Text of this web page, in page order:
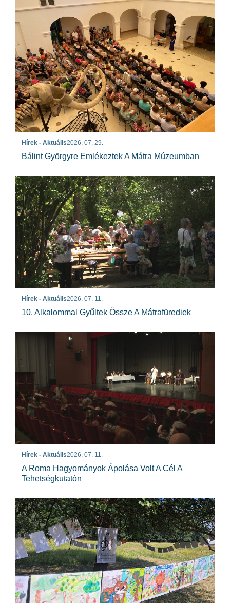
Hírek - Aktuális2026. 07. 29.
Bálint Györgyre Emlékeztek A Mátra Múzeumban
Hírek - Aktuális2026. 07. 11.
10. Alkalommal Gyűltek Össze A Mátrafürediek
Hírek - Aktuális2026. 07. 11.
A Roma Hagyományok Ápolása Volt A Cél A
Tehetségkutatón